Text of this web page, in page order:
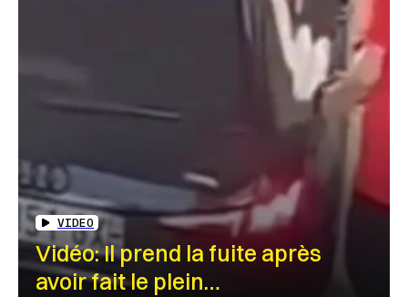
VIDEO
Vidéo: Il prend la fuite après
avoir fait le plein…